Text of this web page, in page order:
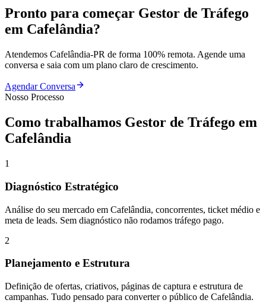
Pronto para começar Gestor de Tráfego
em Cafelândia?
Atendemos Cafelândia-PR de forma 100% remota. Agende uma
conversa e saia com um plano claro de crescimento.
Agendar Conversa
Nosso Processo
Como trabalhamos Gestor de Tráfego em
Cafelândia
1
Diagnóstico Estratégico
Análise do seu mercado em Cafelândia, concorrentes, ticket médio e
meta de leads. Sem diagnóstico não rodamos tráfego pago.
2
Planejamento e Estrutura
Definição de ofertas, criativos, páginas de captura e estrutura de
campanhas. Tudo pensado para converter o público de Cafelândia.